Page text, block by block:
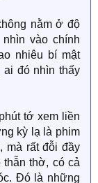
nằm ở độ
vào chính
nhiêu bí mật
ai đó nhìn thấy
tớ xem liền
kỳ lạ là phim
mà rất đỗi đầy
thẫn thờ, có cả
Đó là những